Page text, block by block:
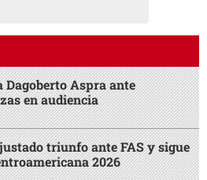
Dagoberto Aspra ante
en audiencia
triunfo ante FAS y sigue
2026